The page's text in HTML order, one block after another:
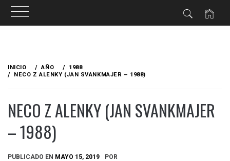
contenido
INICIO AÑO
1988
NECO Z ALENKY (JAN SVANKMAJER – 1988)
NECO Z ALENKY (JAN SVANKMAJER
– 1988)
PUBLICADO EN MAYO 15, 2019 POR